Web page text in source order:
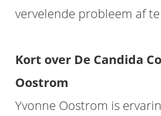
vervelende probleem af
Kort over De Candida
Oostrom
Yvonne Oostrom is